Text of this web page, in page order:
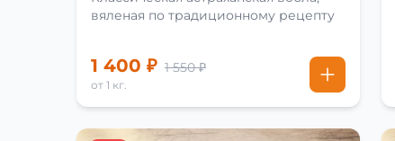
вяленая по традиционному рецепту
1 400 ₽ 1 550 ₽
от 1 кг.